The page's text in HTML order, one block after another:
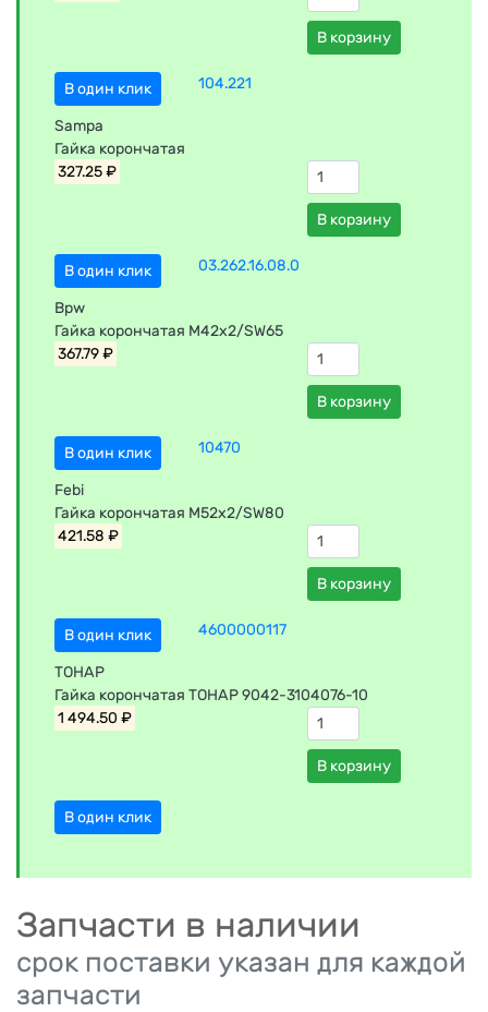
В корзину
В один клик 104.221
Sampa
Гайка корончатая
327.25 ₽
В корзину
В один клик 03.262.16.08.0
Bpw
Гайка корончатая М42х2/SW65
367.79 ₽
В корзину
В один клик 10470
Febi
Гайка корончатая М52х2/SW80
421.58 ₽
В корзину
В один клик 4600000117
ТОНАР
Гайка корончатая ТОНАР 9042-3104076-10
1 494.50 ₽
В корзину
В один клик
Запчасти в наличии
срок поставки указан для каждой
запчасти